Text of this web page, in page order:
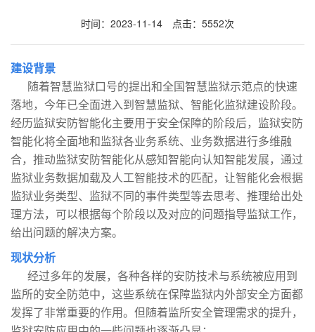
时间：2023-11-14 点击：5552次
建设背景
随着智慧监狱口号的提出和全国智慧监狱示范点的快速
落地，今年已全面进入到智慧监狱、智能化监狱建设阶段。
经历监狱安防智能化主要用于安全保障的阶段后，监狱安防
智能化将全面地和监狱各业务系统、业务数据进行多维融
合，推动监狱安防智能化从感知智能向认知智能发展，通过
监狱业务数据加载及人工智能技术的匹配，让智能化会根据
监狱业务类型、监狱不同的事件类型等去思考、推理给出处
理方法，可以根据每个阶段以及对应的问题指导监狱工作，
给出问题的解决方案。
现状分析
经过多年的发展，各种各样的安防技术与系统被应用到
监所的安全防范中，这些系统在保障监狱内外部安全方面都
发挥了非常重要的作用。但随着监所安全管理需求的提升，